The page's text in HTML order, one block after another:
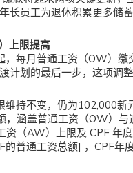
长员工为退休积累更多储蓄
上限提高
，每月普通工资（OW）
计划的最后一步，这项调
维持不变，仍为102,000新
，涵盖普通工资（OW）与
资（AW）上限及 CPF 年
的普通工资总额] ，CPF年